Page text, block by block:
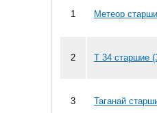
1 Метеор
2 Т 34 старшие
3 Таганай